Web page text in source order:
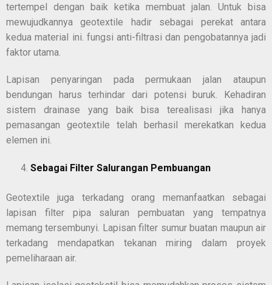
tertempel dengan baik ketika membuat jalan. Untuk bisa
mewujudkannya geotextile hadir sebagai perekat antara
kedua material ini. fungsi anti-filtrasi dan pengobatannya jadi
faktor utama.
Lapisan penyaringan pada permukaan jalan ataupun
bendungan harus terhindar dari potensi buruk. Kehadiran
sistem drainase yang baik bisa terealisasi jika hanya
pemasangan geotextile telah berhasil merekatkan kedua
elemen ini.
Sebagai Filter Salurangan Pembuangan
Geotextile juga terkadang orang memanfaatkan sebagai
lapisan filter pipa saluran pembuatan yang tempatnya
memang tersembunyi. Lapisan filter sumur buatan maupun air
terkadang mendapatkan tekanan miring dalam proyek
pemeliharaan air.